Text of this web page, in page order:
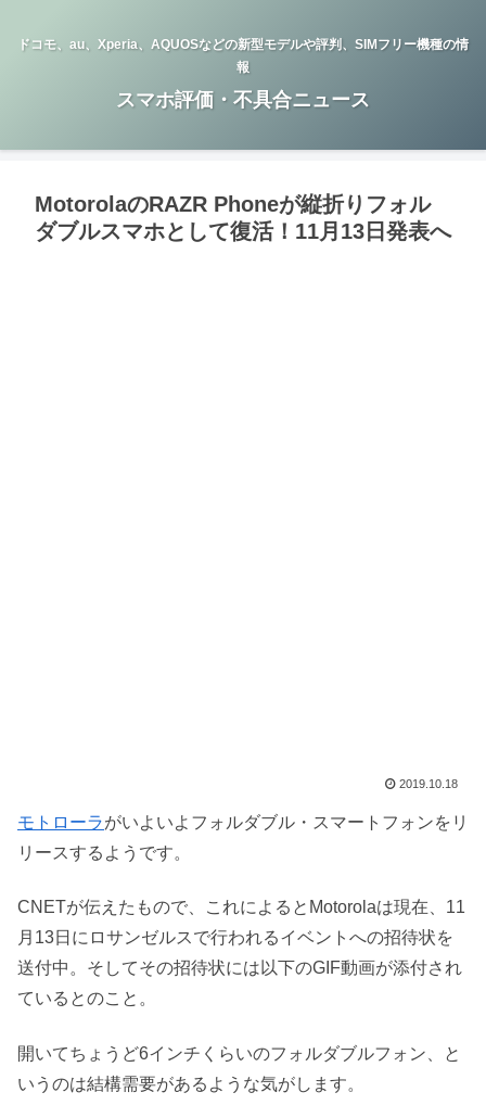
ドコモ、au、Xperia、AQUOSなどの新型モデルや評判、SIMフリー機種の情
報
スマホ評価・不具合ニュース
MotorolaのRAZR Phoneが縦折りフォル
ダブルスマホとして復活！11月13日発表へ
2019.10.18
モトローラがいよいよフォルダブル・スマートフォンをリ
リースするようです。
CNETが伝えたもので、これによるとMotorolaは現在、11
月13日にロサンゼルスで行われるイベントへの招待状を
送付中。そしてその招待状には以下のGIF動画が添付され
ているとのこと。
開いてちょうど6インチくらいのフォルダブルフォン、と
いうのは結構需要があるような気がします。